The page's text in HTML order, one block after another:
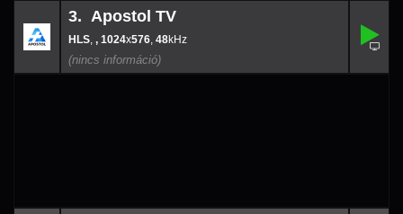
3. Apostol TV
, , 1024x576, 48
1024x